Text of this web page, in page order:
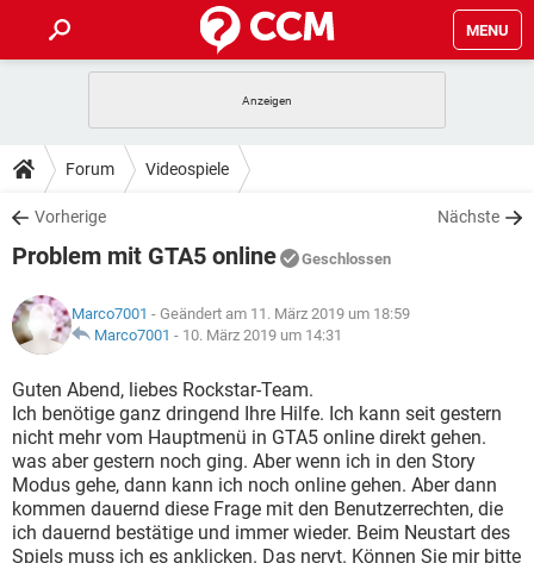
MENU
ANDROID
WINDOWS 10
WHATSAPP TIKTOK
FACEBOOK
TIPPS & TRICKS
SPIELE
WHATSAPP TIKTOK
FACEBOOK
DOWNLOADS
SPIELE STREAMING
ANDROID
WINDOWS 10 INSTAGRAM
WHATSAPP
FACEBOOK HARDWARE
SPIELE STREAMING
ANDROID
WINDOWS 10 INSTAGRAM
WHATSAPP TIKTOK
FACEBOOK HARDWARE
LEXIKON
ANDROID IOS
WINDOWS 10 INSTAGRAM
WHATSAPP TIKTOK
FACEBOOK HARDWARE
Forum Videospiele
Vorherige Nächste
Problem mit GTA5 online Geschlossen
Marco7001 - Geändert am 11. März 2019 um 18:59
Marco7001 - 10. März 2019 um 14:31
Guten Abend, liebes Rockstar-Team.
Ich benötige ganz dringend Ihre Hilfe. Ich kann seit gestern
nicht mehr vom Hauptmenü in GTA5 online direkt gehen.
was aber gestern noch ging. Aber wenn ich in den Story
Modus gehe, dann kann ich noch online gehen. Aber dann
kommen dauernd diese Frage mit den Benutzerrechten, die
ich dauernd bestätige und immer wieder. Beim Neustart des
Spiels muss ich es anklicken. Das nervt. Können Sie mir bitte